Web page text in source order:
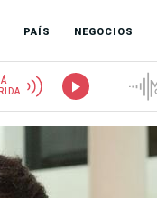
PAÍS NEGOCIOS